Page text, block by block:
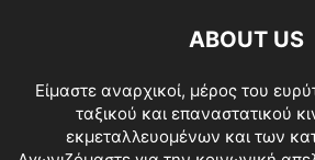
ABOUT US
Είμαστε αναρχικοί, μέρος του
ταξικού και επαναστατικού
εκμεταλλευομένων και των